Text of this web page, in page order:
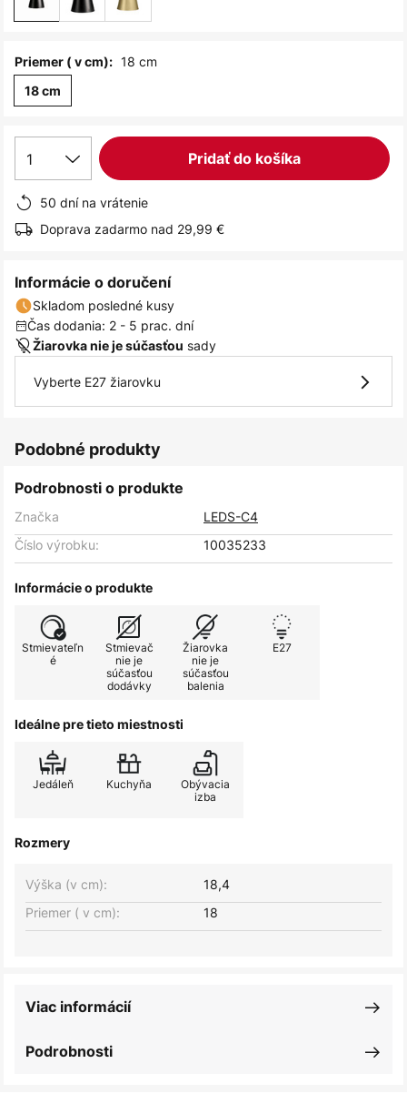
Priemer ( v cm): 18 cm
18 cm
1 Pridať do košíka
50 dní na vrátenie
Doprava zadarmo nad 29,99 €
Informácie o doručení
Skladom posledné kusy
Čas dodania: 2 - 5 prac. dní
Žiarovka nie je súčasťou sady
Vyberte E27 žiarovku
Podobné produkty
Podrobnosti o produkte
Značka
LEDS-C4
Číslo výrobku:
10035233
Informácie o produkte
Stmievateľn
é
Stmievač
nie je
súčasťou
dodávky
Žiarovka
nie je
súčasťou
balenia
E27
Ideálne pre tieto miestnosti
Jedáleň Kuchyňa
Obývacia
izba
Rozmery
Výška (v cm):
18,4
Priemer ( v cm):
18
Podrobnosti
Viac informácií